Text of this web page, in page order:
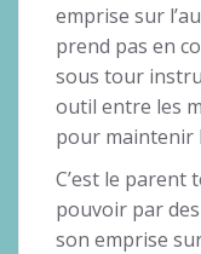
emprise sur
prend pas en
sous tour
outil entre les
pour maintenir
C’est le parent
pouvoir par
son emprise